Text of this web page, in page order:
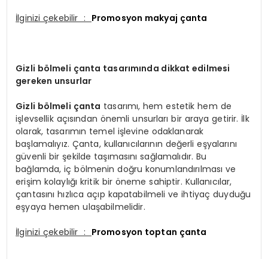
İlginizi çekebilir : Promosyon makyaj çanta
Gizli bölmeli çanta tasarımında dikkat edilmesi
gereken unsurlar
Gizli bölmeli çanta tasarımı, hem estetik hem de
işlevsellik açısından önemli unsurları bir araya getirir. İlk
olarak, tasarımın temel işlevine odaklanarak
başlamalıyız. Çanta, kullanıcılarının değerli eşyalarını
güvenli bir şekilde taşımasını sağlamalıdır. Bu
bağlamda, iç bölmenin doğru konumlandırılması ve
erişim kolaylığı kritik bir öneme sahiptir. Kullanıcılar,
çantasını hızlıca açıp kapatabilmeli ve ihtiyaç duyduğu
eşyaya hemen ulaşabilmelidir.
İlginizi çekebilir : Promosyon toptan çanta